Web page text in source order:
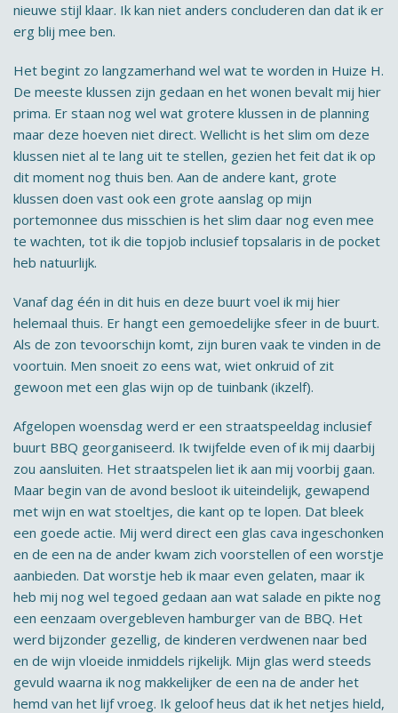
nieuwe stijl klaar. Ik kan niet anders concluderen dan dat ik er
erg blij mee ben.
Het begint zo langzamerhand wel wat te worden in Huize H.
De meeste klussen zijn gedaan en het wonen bevalt mij hier
prima. Er staan nog wel wat grotere klussen in de planning
maar deze hoeven niet direct. Wellicht is het slim om deze
klussen niet al te lang uit te stellen, gezien het feit dat ik op
dit moment nog thuis ben. Aan de andere kant, grote
klussen doen vast ook een grote aanslag op mijn
portemonnee dus misschien is het slim daar nog even mee
te wachten, tot ik die topjob inclusief topsalaris in de pocket
heb natuurlijk.
Vanaf dag één in dit huis en deze buurt voel ik mij hier
helemaal thuis. Er hangt een gemoedelijke sfeer in de buurt.
Als de zon tevoorschijn komt, zijn buren vaak te vinden in de
voortuin. Men snoeit zo eens wat, wiet onkruid of zit
gewoon met een glas wijn op de tuinbank (ikzelf).
Afgelopen woensdag werd er een straatspeeldag inclusief
buurt BBQ georganiseerd. Ik twijfelde even of ik mij daarbij
zou aansluiten. Het straatspelen liet ik aan mij voorbij gaan.
Maar begin van de avond besloot ik uiteindelijk, gewapend
met wijn en wat stoeltjes, die kant op te lopen. Dat bleek
een goede actie. Mij werd direct een glas cava ingeschonken
en de een na de ander kwam zich voorstellen of een worstje
aanbieden. Dat worstje heb ik maar even gelaten, maar ik
heb mij nog wel tegoed gedaan aan wat salade en pikte nog
een eenzaam overgebleven hamburger van de BBQ. Het
werd bijzonder gezellig, de kinderen verdwenen naar bed
en de wijn vloeide inmiddels rijkelijk. Mijn glas werd steeds
gevuld waarna ik nog makkelijker de een na de ander het
hemd van het lijf vroeg. Ik geloof heus dat ik het netjes hield,